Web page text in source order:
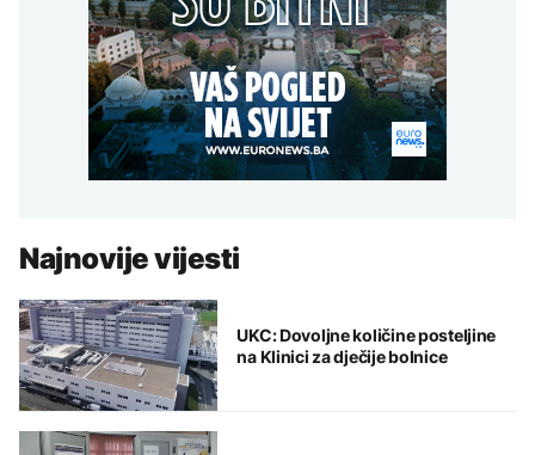
Najnovije vijesti
UKC: Dovoljne količine posteljine
na Klinici za dječije bolnice